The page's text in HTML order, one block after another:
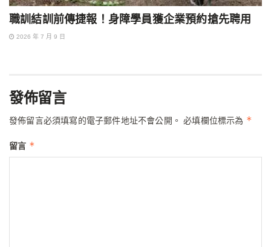
職訓結訓前傳捷報！身障學員獲企業預約搶先聘用
2026 年 7 月 9 日
發佈留言
發佈留言必須填寫的電子郵件地址不會公開。 必填欄位標示為 *
留言 *